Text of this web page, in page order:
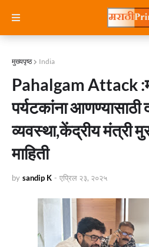
मुख्यपृष्ठ India
Pahalgam Attack
पर्यटकांना आणण्यासाठी
व्यवस्था,केंद्रीय मंत्री
माहिती
by sandip K - एप्रिल २३, २०२५